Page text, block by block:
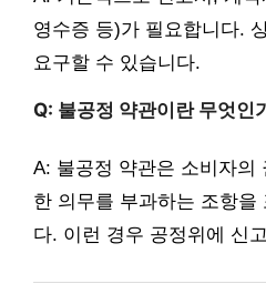
영수증 등)가 필요합니다.
요구할 수 있습니다.
Q: 불공정 약관이란 무엇인
A: 불공정 약관은 소비자의
한 의무를 부과하는 조항을
다. 이런 경우 공정위에 신